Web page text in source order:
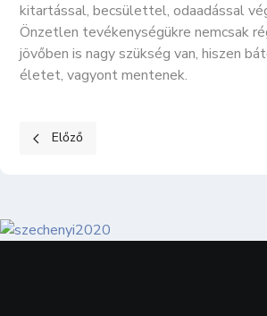
kitartással, becsülettel, odaadással
Önzetlen tevékenységükre nemcsak
jövőben is nagy szükség van, hiszen
életet, vagyont mentenek.
Előző cikk: ALAPÍTVÁNYOK
Előző